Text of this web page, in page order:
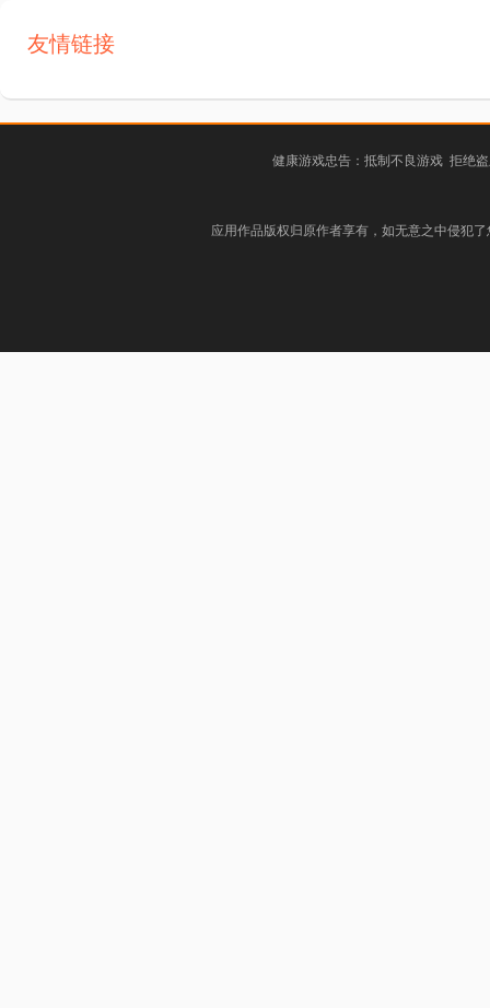
友情链接
健康游戏忠告：抵制不良游戏 拒绝
应用作品版权归原作者享有，如无意之中侵犯